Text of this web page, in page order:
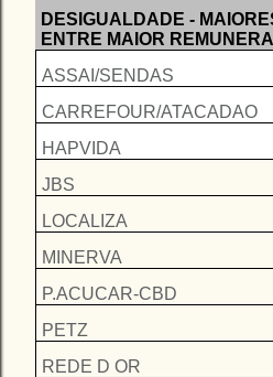
DESIGUALDADE -
ENTRE MAIOR
ASSAI/SENDAS
CARREFOUR/ATACADAO
HAPVIDA
JBS
LOCALIZA
MINERVA
P.ACUCAR-CBD
PETZ
REDE D OR